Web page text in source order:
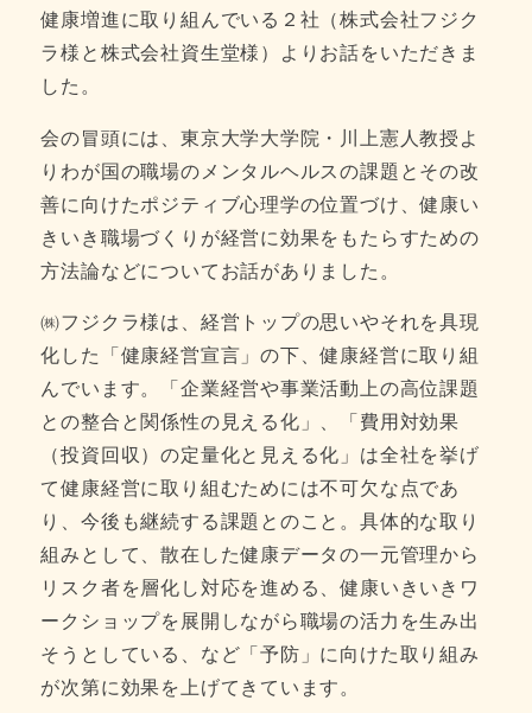
健康増進に取り組んでいる２社（株式会社フジク
ラ様と株式会社資生堂様）よりお話をいただきま
した。
会の冒頭には、東京大学大学院・川上憲人教授よ
りわが国の職場のメンタルヘルスの課題とその改
善に向けたポジティブ心理学の位置づけ、健康い
きいき職場づくりが経営に効果をもたらすための
方法論などについてお話がありました。
㈱フジクラ様は、経営トップの思いやそれを具現
化した「健康経営宣言」の下、健康経営に取り組
んでいます。「企業経営や事業活動上の高位課題
との整合と関係性の見える化」、「費用対効果
（投資回収）の定量化と見える化」は全社を挙げ
て健康経営に取り組むためには不可欠な点であ
り、今後も継続する課題とのこと。具体的な取り
組みとして、散在した健康データの一元管理から
リスク者を層化し対応を進める、健康いきいきワ
ークショップを展開しながら職場の活力を生み出
そうとしている、など「予防」に向けた取り組み
が次第に効果を上げてきています。